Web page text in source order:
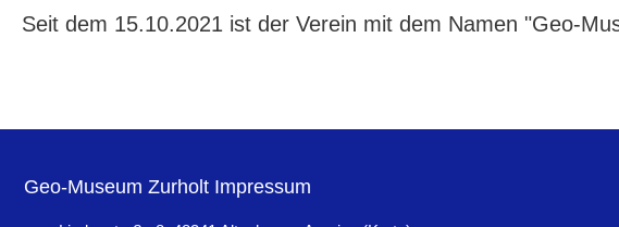
Seit dem 15.10.2021 ist der Verein mit dem Namen "Geo-
Geo-Museum Zurholt Impressum